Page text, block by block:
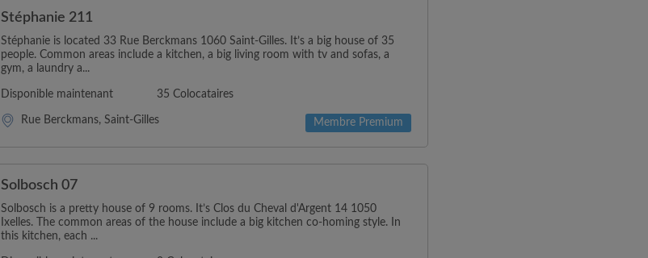
Stéphanie 211
Stéphanie is located 33 Rue Berckmans 1060 Saint-Gilles. It’s a big house of 35
people. Common areas include a kitchen, a big living room with tv and sofas, a
gym, a laundry a...
Disponible maintenant 35 Colocataires
Rue Berckmans, Saint-Gilles Membre Premium
Solbosch 07
Solbosch is a pretty house of 9 rooms. It’s Clos du Cheval d'Argent 14 1050
Ixelles. The common areas of the house include a big kitchen co-homing style. In
this kitchen, each ...